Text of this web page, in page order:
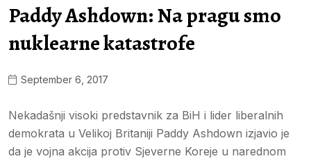
Paddy Ashdown: Na pragu smo
nuklearne katastrofe
September 6, 2017
Nekadašnji visoki predstavnik za BiH i lider liberalnih
demokrata u Velikoj Britaniji Paddy Ashdown izjavio je
da je vojna akcija protiv Sjeverne Koreje u narednom